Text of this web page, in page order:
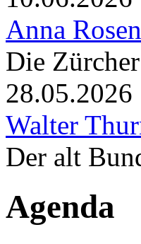
Anna
Die
28.05.2026
Walter
Der alt
Agenda